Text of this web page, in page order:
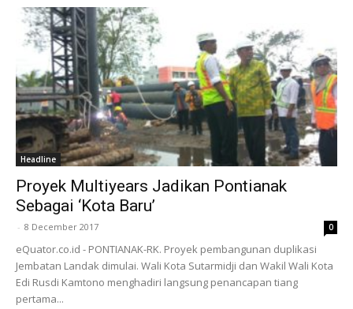
Headline
Proyek Multiyears Jadikan Pontianak
Sebagai ‘Kota Baru’
- 8 December 2017 0
eQuator.co.id - PONTIANAK-RK. Proyek pembangunan duplikasi
Jembatan Landak dimulai. Wali Kota Sutarmidji dan Wakil Wali Kota
Edi Rusdi Kamtono menghadiri langsung penancapan tiang
pertama...